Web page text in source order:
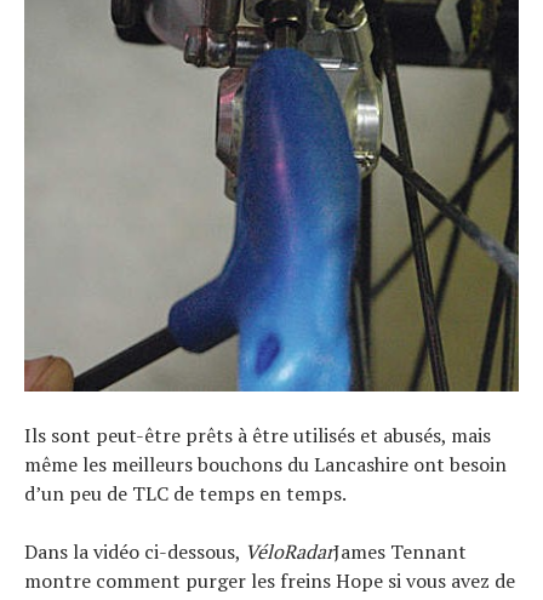
Ils sont peut-être prêts à être utilisés et abusés, mais
même les meilleurs bouchons du Lancashire ont besoin
d’un peu de TLC de temps en temps.
Dans la vidéo ci-dessous, VéloRadarJames Tennant
montre comment purger les freins Hope si vous avez de